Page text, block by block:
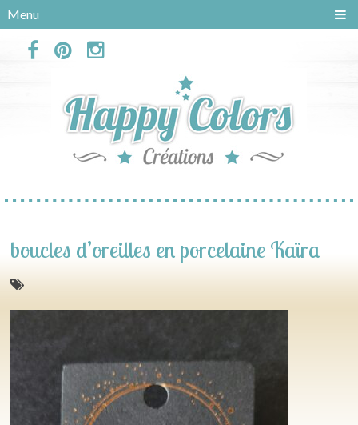
Menu
boucles d’oreilles en porcelaine Kaïra
Panneau de gestion des cookies